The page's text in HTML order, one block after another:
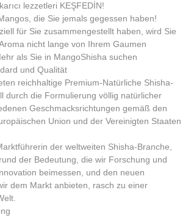
lezzetleri KEŞFEDİN!
die Sie jemals gegessen haben!
für Sie zusammengestellt haben, wird Sie
nicht lange von Ihrem Gaumen
als Sie in MangoShisha suchen
und Qualität
reichhaltige Premium-Natürliche Shisha-
durch die Formulierung völlig natürlicher
Geschmacksrichtungen gemäß den
Union und der Vereinigten Staaten
der weltweiten Shisha-Branche,
der Bedeutung, die wir Forschung und
beimessen, und den neuen
dem Markt anbieten, rasch zu einer